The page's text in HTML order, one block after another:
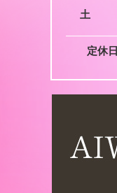
土
定休日